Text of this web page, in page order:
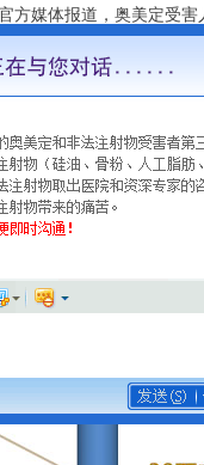
媒体报道，奥美定受
结自己年轻宝贵的生命……